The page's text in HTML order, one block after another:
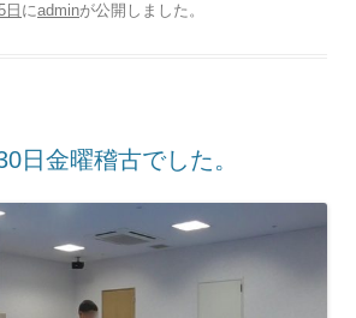
日 にadminが公開しました 。
日金曜稽古でした。